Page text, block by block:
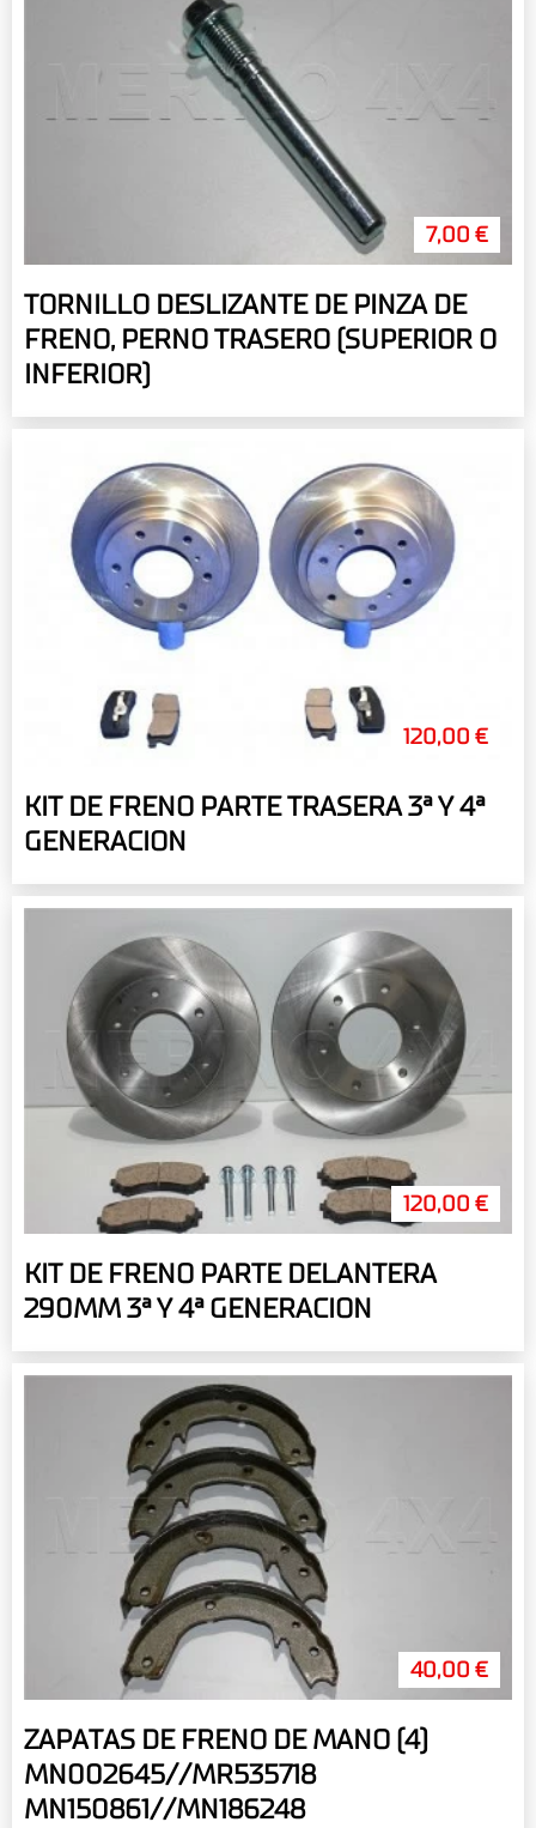
7,00 €
TORNILLO DESLIZANTE DE PINZA DE
FRENO, PERNO TRASERO (SUPERIOR O
INFERIOR)
120,00 €
KIT DE FRENO PARTE TRASERA 3ª Y 4ª
GENERACION
120,00 €
KIT DE FRENO PARTE DELANTERA
290MM 3ª Y 4ª GENERACION
40,00 €
ZAPATAS DE FRENO DE MANO (4)
MN002645//MR535718
MN150861//MN186248